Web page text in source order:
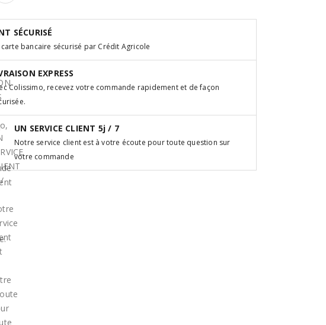
SÉCURISÉ
carte bancaire sécurisé par Crédit Agricole
EXPRESS
Colissimo, recevez votre commande rapidement et de façon
UN SERVICE CLIENT 5j / 7
Notre service client est à votre écoute pour toute question sur
votre commande